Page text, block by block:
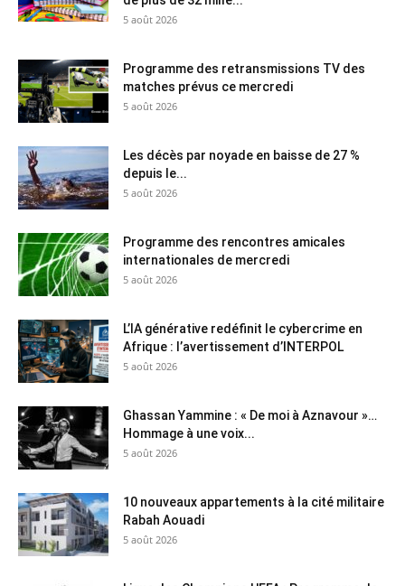
5 août 2026
Programme des retransmissions TV des
matches prévus ce mercredi
5 août 2026
Les décès par noyade en baisse de 27 %
depuis le...
5 août 2026
Programme des rencontres amicales
internationales de mercredi
5 août 2026
L’IA générative redéfinit le cybercrime en
Afrique : l’avertissement d’INTERPOL
5 août 2026
Ghassan Yammine : « De moi à Aznavour »…
Hommage à une voix...
5 août 2026
10 nouveaux appartements à la cité militaire
Rabah Aouadi
5 août 2026